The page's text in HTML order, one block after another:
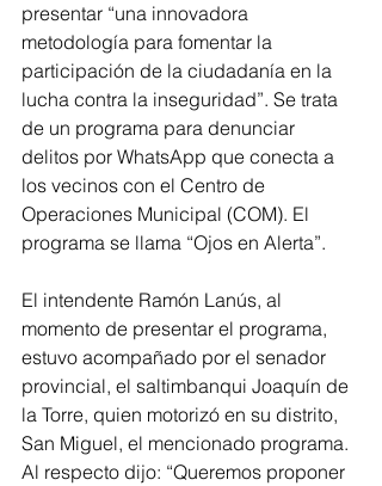
presentar “una innovadora
metodología para fomentar la
participación de la ciudadanía en la
lucha contra la inseguridad”. Se trata
de un programa para denunciar
delitos por WhatsApp que conecta a
los vecinos con el Centro de
Operaciones Municipal (COM). El
programa se llama “Ojos en Alerta”.
El intendente Ramón Lanús, al
momento de presentar el programa,
estuvo acompañado por el senador
provincial, el saltimbanqui Joaquín de
la Torre, quien motorizó en su distrito,
San Miguel, el mencionado programa.
Al respecto dijo: “Queremos proponer